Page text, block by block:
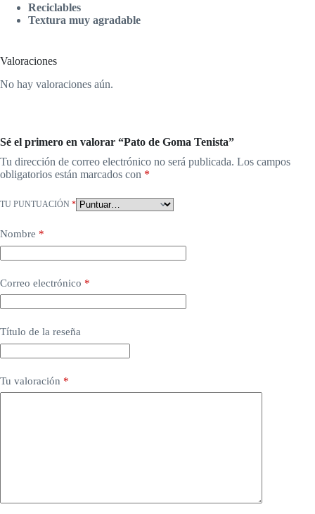
Reciclables
Textura muy agradable
Valoraciones
No hay valoraciones aún.
Sé el primero en valorar “Pato de Goma Tenista”
Tu dirección de correo electrónico no será publicada. Los campos
obligatorios están marcados con *
TU PUNTUACIÓN *
Nombre *
Correo electrónico *
Título de la reseña
Tu valoración *